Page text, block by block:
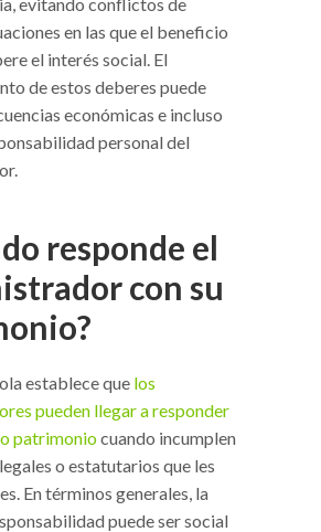
en las que el beneficio
el interés social. El
de estos deberes puede
económicas e incluso
personal del
responde el
con su
establece que los
pueden llegar a responder
patrimoniocuando incumplen
o estatutarios que les
En términos generales, la
puede ser social